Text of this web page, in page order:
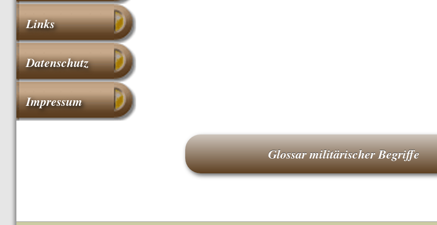
Glossar militärischer Begriffe
Links
Datenschutz
Impressum